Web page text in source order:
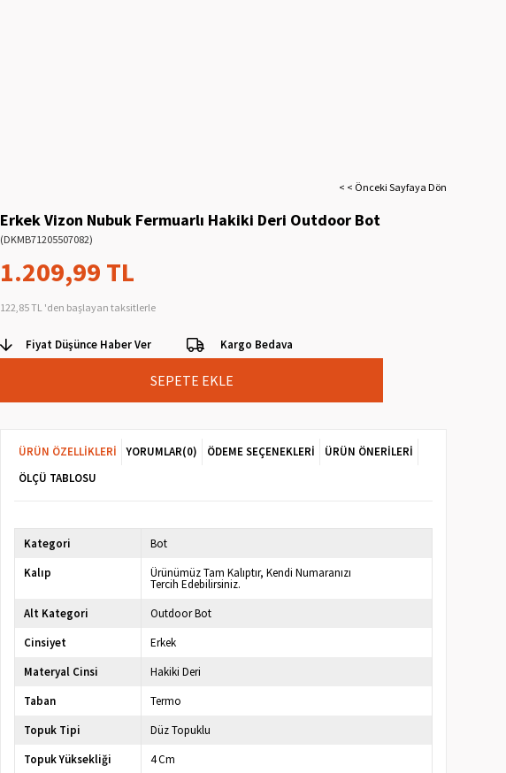
< < Önceki Sayfaya Dön
Erkek Vizon Nubuk Fermuarlı Hakiki Deri Outdoor Bot
(DKMB71205507082)
1.209,99 TL
122,85 TL 'den başlayan taksitlerle
Fiyat Düşünce Haber Ver Kargo Bedava
ÜRÜN ÖZELLIKLERI YORUMLAR(0) ÖDEME SEÇENEKLERI
ÜRÜN ÖNERILERI
ÖLÇÜ TABLOSU
Kategori
Bot
Kalıp
Ürünümüz Tam Kalıptır, Kendi Numaranızı
Tercih Edebilirsiniz.
Alt Kategori
Outdoor Bot
Cinsiyet
Erkek
Materyal Cinsi
Hakiki Deri
Taban
Termo
Topuk Tipi
Düz Topuklu
Topuk Yüksekliği
4 Cm